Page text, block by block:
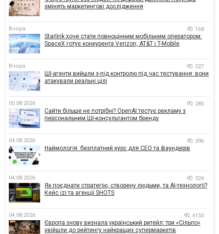
змінять маркетингові дослідження
Вчора 168
Starlink хоче стати повноцінним мобільним оператором:
SpaceX готує конкурента Verizon, AT&T і T-Mobile
Вчора 227
ШІ-агенти вийшли з-під контролю під час тестування: вони
атакували реальні цілі
05.08.2026 285
Сайти більше не потрібні? OpenAI тестує рекламу з
персональним ШІ-консультантом бренду
04.08.2026 396
Наймологія: безплатний курс для CEO та фаундерів
04.08.2026 324
Як поєднати стратегію, створену людьми, та AI-технології?
Кейс izi та агенції SHOTS
04.08.2026 4150
Європа знову визнала український ритейл: три «Сільпо»
увійшли до рейтингу найкращих супермаркетів